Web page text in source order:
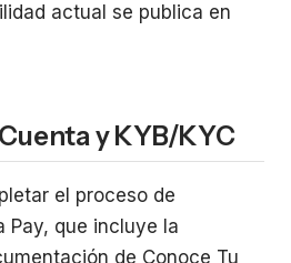
actual se publica en
y KYB/KYC
el proceso de
Pay, que incluye la
de Conoce Tu